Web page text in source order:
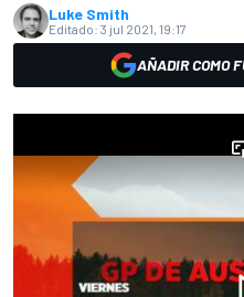
Luke Smith
Editado: 3 jul 2021, 19:17
AÑADIR COMO